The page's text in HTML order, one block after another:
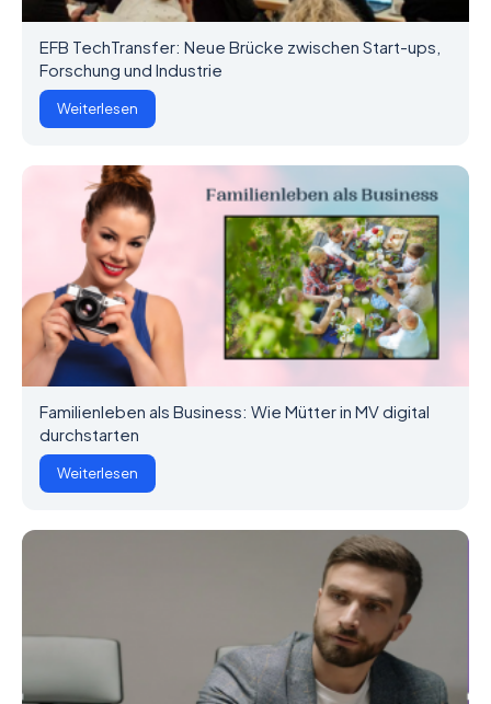
EFB TechTransfer: Neue Brücke zwischen Start-ups,
Forschung und Industrie
Weiterlesen
Familienleben als Business: Wie Mütter in MV digital
durchstarten
Weiterlesen